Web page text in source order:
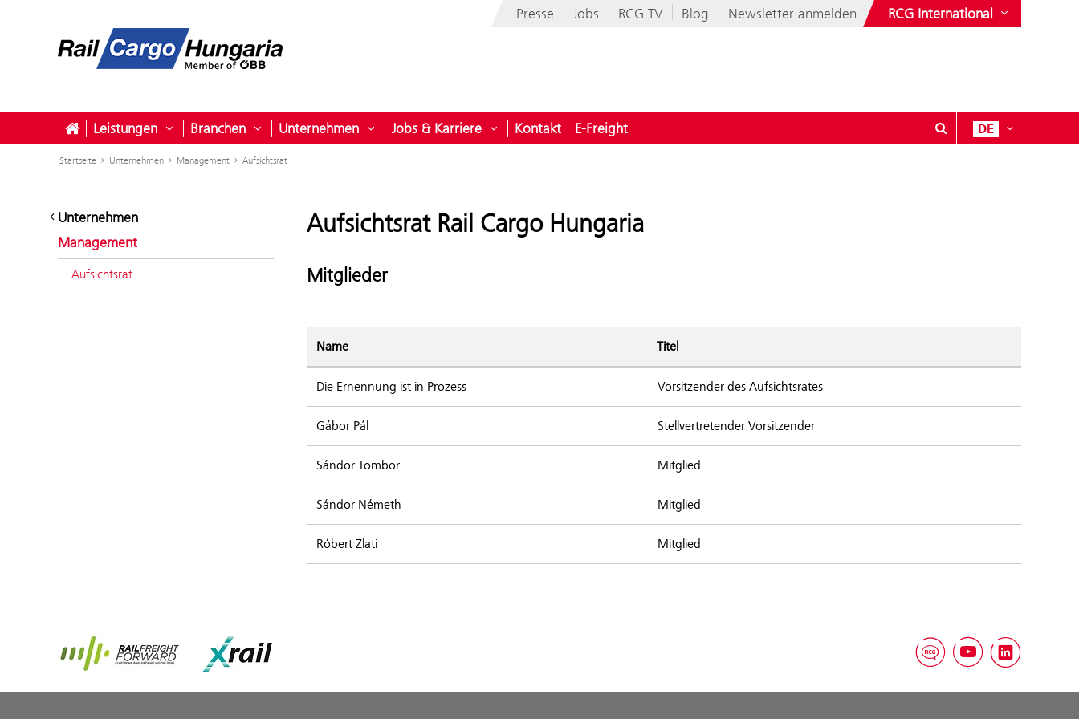
Presse Jobs RCG TV Blog Newsletter anmelden RCG International
Leistungen Untermenü öffnen für Leistungen
Branchen Untermenü öffnen für Branchen
Unternehmen Untermenü öffnen für Unternehmen
Jobs & Karriere Untermenü öffnen für Jobs & Karriere
Kontakt E-Freight DE
Startseite Unternehmen Management Aufsichtsrat
Unternehmen
Management
Aufsichtsrat
Aufsichtsrat Rail Cargo Hungaria
Mitglieder
Name Titel
Die Ernennung ist in Prozess Vorsitzender des Aufsichtsrates
Gábor Pál Stellvertretender Vorsitzender
Sándor Tombor Mitglied
Sándor Németh Mitglied
Róbert Zlati Mitglied
Rail Freight Forward Xrail RCG Blog
YouTube